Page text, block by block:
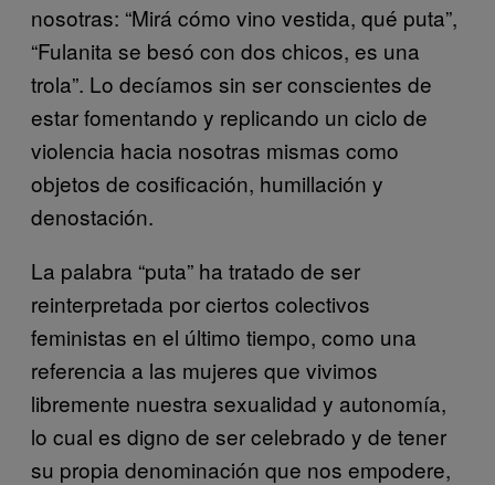
nosotras: “Mirá cómo vino vestida, qué puta”,
“Fulanita se besó con dos chicos, es una
trola”. Lo decíamos sin ser conscientes de
estar fomentando y replicando un ciclo de
violencia hacia nosotras mismas como
objetos de cosificación, humillación y
denostación.
La palabra “puta” ha tratado de ser
reinterpretada por ciertos colectivos
feministas en el último tiempo, como una
referencia a las mujeres que vivimos
libremente nuestra sexualidad y autonomía,
lo cual es digno de ser celebrado y de tener
su propia denominación que nos empodere,